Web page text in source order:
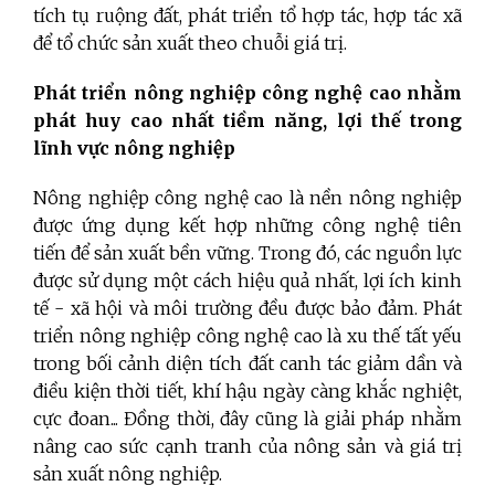
tích tụ ruộng đất, phát triển tổ hợp tác, hợp tác xã
để tổ chức sản xuất theo chuỗi giá trị.
Phát triển nông nghiệp công nghệ cao nhằm
phát huy cao nhất tiềm năng, lợi thế trong
lĩnh vực nông nghiệp
Nông nghiệp công nghệ cao là nền nông nghiệp
được ứng dụng kết hợp những công nghệ tiên
tiến để sản xuất bền vững. Trong đó, các nguồn lực
được sử dụng một cách hiệu quả nhất, lợi ích kinh
tế - xã hội và môi trường đều được bảo đảm. Phát
triển nông nghiệp công nghệ cao là xu thế tất yếu
trong bối cảnh diện tích đất canh tác giảm dần và
điều kiện thời tiết, khí hậu ngày càng khắc nghiệt,
cực đoan... Đồng thời, đây cũng là giải pháp nhằm
nâng cao sức cạnh tranh của nông sản và giá trị
sản xuất nông nghiệp.